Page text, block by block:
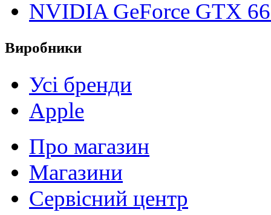
NVIDIA GeForce GTX
Виробники
Усі бренди
Apple
Про магазин
Магазини
Сервісний центр